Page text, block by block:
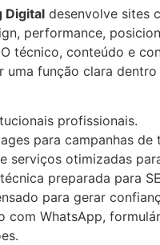
Digital desenvolve sites
performance,
técnico, conteúdo e
uma função clara
profissionais.
para campanhas de
serviços otimizadas
preparada para
para gerar
com WhatsApp,